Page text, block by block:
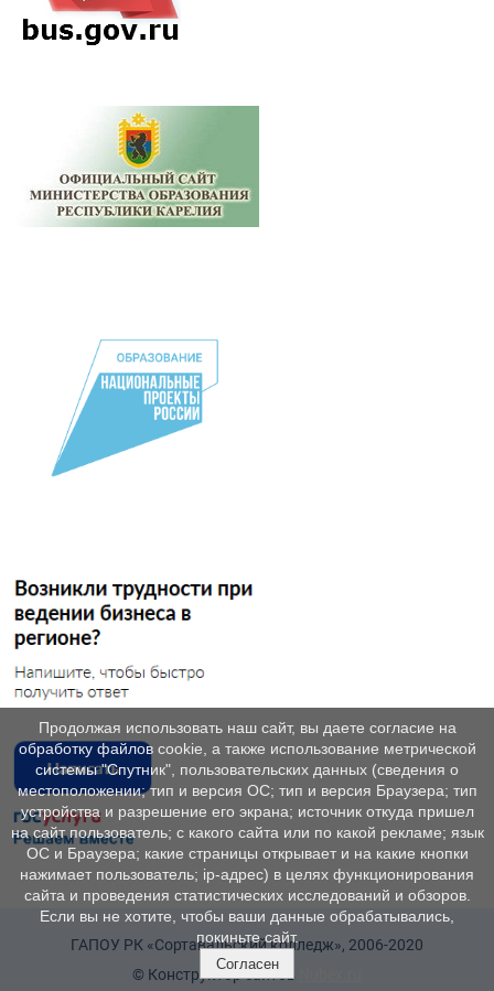
ГАПОУ РК «Сортавальский колледж», 2006-2020
© Конструктор сайтов
Продолжая использовать наш сайт, вы даете согласие на
обработку файлов cookie, а также использование метрической
системы "Спутник", пользовательских данных (сведения о
местоположении; тип и версия ОС; тип и версия Браузера; тип
устройства и разрешение его экрана; источник откуда пришел
на сайт пользователь; с какого сайта или по какой рекламе; язык
ОС и Браузера; какие страницы открывает и на какие кнопки
нажимает пользователь; ip-адрес) в целях функционирования
сайта и проведения статистических исследований и обзоров.
Если вы не хотите, чтобы ваши данные обрабатывались,
покиньте сайт.
Согласен